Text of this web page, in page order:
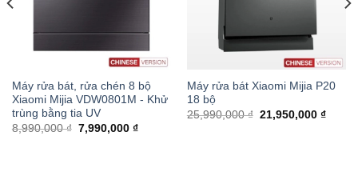
Máy rửa bát, rửa chén 8 bộ
Xiaomi Mijia VDW0801M - Khử
trùng bằng tia UV
8,990,000 ₫ 7,990,000 ₫
Máy rửa bát Xiaomi Mijia P20
18 bộ
25,990,000 ₫ 21,950,000 ₫